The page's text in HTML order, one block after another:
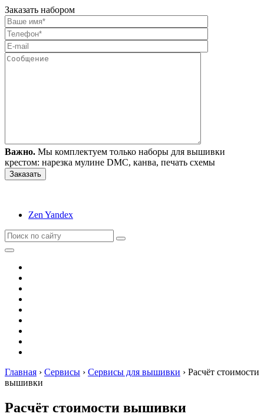
Заказать набором
Важно. Мы комплектуем только наборы для вышивки
крестом: нарезка мулине DMC, канва, печать схемы
Zen Yandex
Главная › Сервисы › Сервисы для вышивки › Расчёт стоимости
вышивки
Расчёт стоимости вышивки